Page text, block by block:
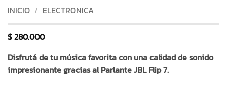
INICIO / ELECTRONICA
$280.000
Disfrutá de tu música favorita con una calidad de sonido
impresionante gracias al Parlante JBL Flip 7.